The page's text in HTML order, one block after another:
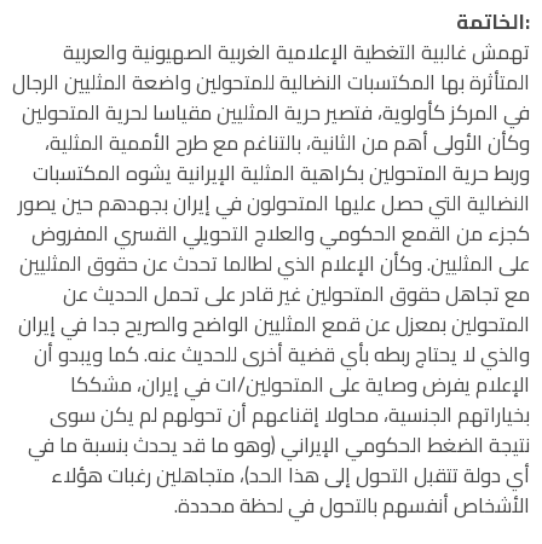
:الخاتمة
تهمش غالبية التغطية الإعلامية الغربية الصهيونية والعربية
المتأثرة بها المكتسبات النضالية للمتحولين واضعة المثليين الرجال
في المركز كأولوية، فتصير حرية المثليين مقياسا لحرية المتحولين
وكأن الأولى أهم من الثانية، بالتناغم مع طرح الأممية المثلية،
وربط حرية المتحولين بكراهية المثلية الإيرانية يشوه المكتسبات
النضالية التي حصل عليها المتحولون في إيران بجهدهم حين يصور
كجزء من القمع الحكومي والعلاج التحويلي القسري المفروض
على المثليين. وكأن الإعلام الذي لطالما تحدث عن حقوق المثليين
مع تجاهل حقوق المتحولين غير قادر على تحمل الحديث عن
المتحولين بمعزل عن قمع المثليين الواضح والصريح جدا في إيران
والذي لا يحتاج ربطه بأي قضية أخرى للحديث عنه. كما ويبدو أن
الإعلام يفرض وصاية على المتحولين/ات في إيران، مشككا
بخياراتهم الجنسية، محاولا إقناعهم أن تحولهم لم يكن سوى
نتيجة الضغط الحكومي الإيراني (وهو ما قد يحدث بنسبة ما في
أي دولة تتقبل التحول إلى هذا الحد)، متجاهلين رغبات هؤلاء
الأشخاص أنفسهم بالتحول في لحظة محددة.